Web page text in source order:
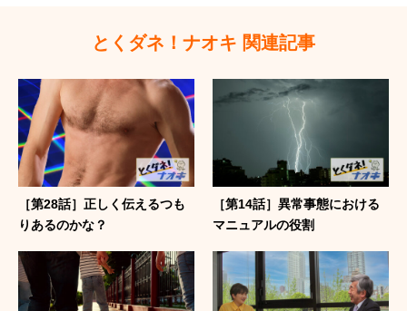
とくダネ！ナオキ 関連記事
［第28話］正しく伝えるつも
りあるのかな？
［第14話］異常事態における
マニュアルの役割